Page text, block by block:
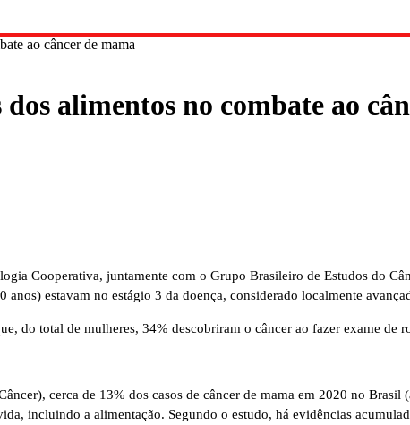
ao câncer de mama
alimentos no combate ao
Cooperativa, juntamente com o Grupo Brasileiro de Estudos do
estavam no estágio 3 da doença, considerado localmente
do total de mulheres, 34% descobriram o câncer ao fazer exame de
cerca de 13% dos casos de câncer de mama em 2020 no
incluindo a alimentação. Segundo o estudo, há evidências